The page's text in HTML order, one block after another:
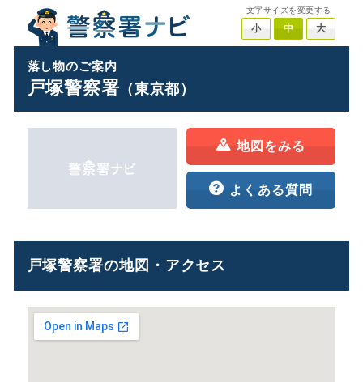
文字サイズを変更する
小 中 大
落し物のご案内
戸塚警察署（東京都）
地図をみる
よくある質問
戸塚警察署の地図・アクセス